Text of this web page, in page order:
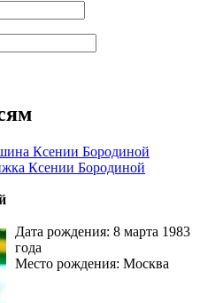
Ксении Бородиной
Ксении Бородиной
Дата рождения: 8 марта 1983
года
Место рождения: Москва